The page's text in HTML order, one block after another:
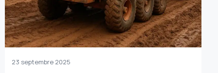
23 septembre 2025